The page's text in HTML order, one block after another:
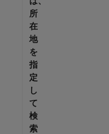
所
在
地
を
指
定
し
て
検
索